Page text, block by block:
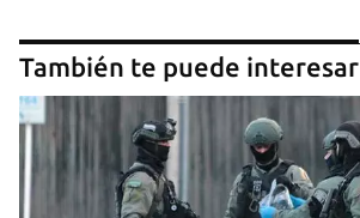
También te puede interesar